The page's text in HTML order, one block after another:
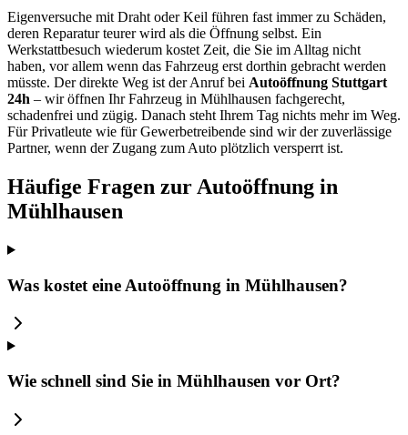
Eigenversuche mit Draht oder Keil führen fast immer zu Schäden,
deren Reparatur teurer wird als die Öffnung selbst. Ein
Werkstattbesuch wiederum kostet Zeit, die Sie im Alltag nicht
haben, vor allem wenn das Fahrzeug erst dorthin gebracht werden
müsste. Der direkte Weg ist der Anruf bei Autoöffnung Stuttgart
24h – wir öffnen Ihr Fahrzeug in Mühlhausen fachgerecht,
schadenfrei und zügig. Danach steht Ihrem Tag nichts mehr im Weg.
Für Privatleute wie für Gewerbetreibende sind wir der zuverlässige
Partner, wenn der Zugang zum Auto plötzlich versperrt ist.
Häufige Fragen zur Autoöffnung in
Mühlhausen
Was kostet eine Autoöffnung in Mühlhausen?
Wie schnell sind Sie in Mühlhausen vor Ort?